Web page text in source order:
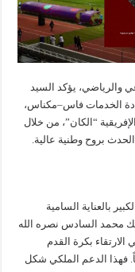
والرياضي، يؤكد السيد
الخدمات فاس–مكناس،
“الكان”، من خلال
بروح وطنية عالية.
بالعناية السامية
محمد السادس نصره الله
الارتقاء بكرة القدم
فهذا الدعم الملكي شكل